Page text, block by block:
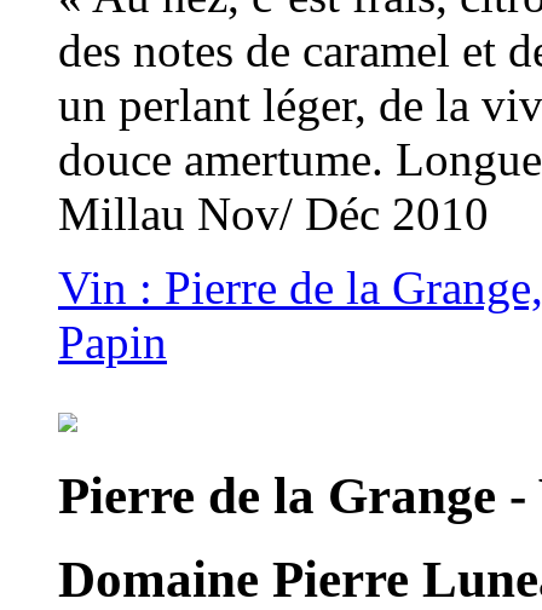
des notes de caramel et
un perlant léger, de la
douce amertume.
Millau Nov/ Déc 2010
Vin : Pierre de la
Papin
Pierre de la Grange -
Domaine Pierre